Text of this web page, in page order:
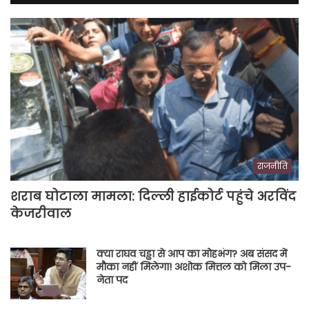
राजनीति
शराब घोटाला मामला: दिल्ली हाईकोर्ट पहुंचे अरविंद
केजरीवाल
क्या राघव चड्ढा से आप का मोहभंग? अब संसद में
मौका नहीं मिलेगा! अशोक मित्तल को मिला उप-
नेता पद